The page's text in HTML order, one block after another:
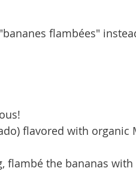
flambées"
flavored with organic
flambé the bananas with